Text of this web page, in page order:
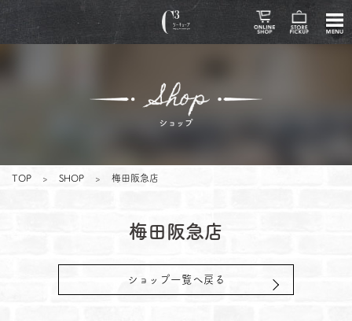
TOP > SHOP > 梅田阪急店
梅田阪急店
ショップ一覧へ戻る